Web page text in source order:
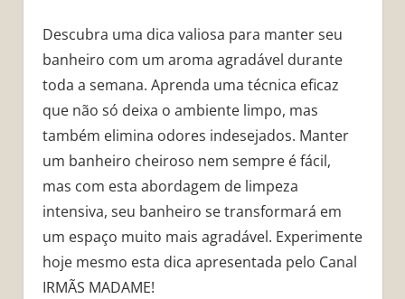
Descubra uma dica valiosa para manter seu
banheiro com um aroma agradável durante
toda a semana. Aprenda uma técnica eficaz
que não só deixa o ambiente limpo, mas
também elimina odores indesejados. Manter
um banheiro cheiroso nem sempre é fácil,
mas com esta abordagem de limpeza
intensiva, seu banheiro se transformará em
um espaço muito mais agradável. Experimente
hoje mesmo esta dica apresentada pelo Canal
IRMÃS MADAME!